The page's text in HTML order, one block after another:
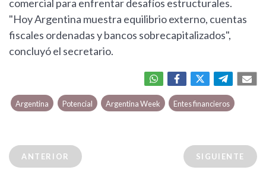
comercial para enfrentar desafíos estructurales.
"Hoy Argentina muestra equilibrio externo, cuentas
fiscales ordenadas y bancos sobrecapitalizados",
concluyó el secretario.
Argentina Potencial Argentina Week Entes financieros
ANTERIOR SIGUIENTE